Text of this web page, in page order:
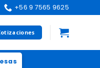
+56 9 7565 9625